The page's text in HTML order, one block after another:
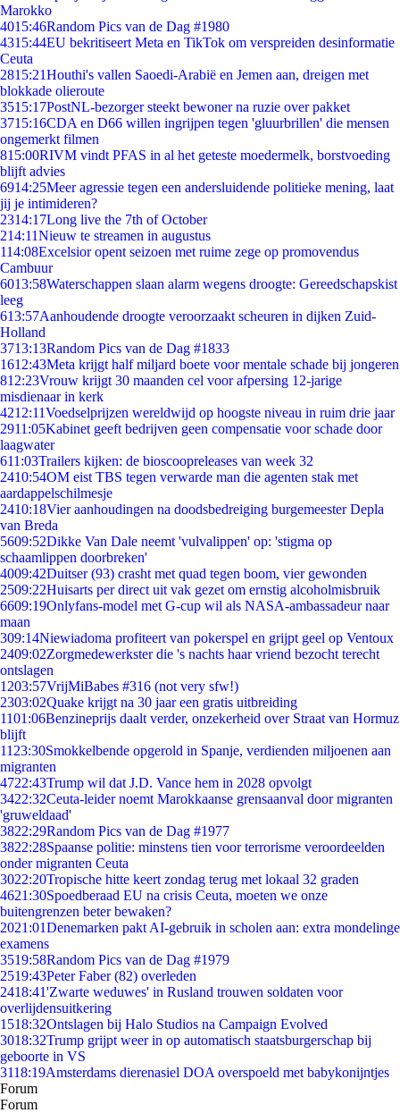
Marokko
4015:46Random Pics van de Dag #1980
4315:44EU bekritiseert Meta en TikTok om verspreiden desinformatie
Ceuta
2815:21Houthi's vallen Saoedi-Arabië en Jemen aan, dreigen met
blokkade olieroute
3515:17PostNL-bezorger steekt bewoner na ruzie over pakket
3715:16CDA en D66 willen ingrijpen tegen 'gluurbrillen' die mensen
ongemerkt filmen
815:00RIVM vindt PFAS in al het geteste moedermelk, borstvoeding
blijft advies
6914:25Meer agressie tegen een andersluidende politieke mening, laat
jij je intimideren?
2314:17Long live the 7th of October
214:11Nieuw te streamen in augustus
114:08Excelsior opent seizoen met ruime zege op promovendus
Cambuur
6013:58Waterschappen slaan alarm wegens droogte: Gereedschapskist
leeg
613:57Aanhoudende droogte veroorzaakt scheuren in dijken Zuid-
Holland
3713:13Random Pics van de Dag #1833
1612:43Meta krijgt half miljard boete voor mentale schade bij jongeren
812:23Vrouw krijgt 30 maanden cel voor afpersing 12-jarige
misdienaar in kerk
4212:11Voedselprijzen wereldwijd op hoogste niveau in ruim drie jaar
2911:05Kabinet geeft bedrijven geen compensatie voor schade door
laagwater
611:03Trailers kijken: de bioscoopreleases van week 32
2410:54OM eist TBS tegen verwarde man die agenten stak met
aardappelschilmesje
2410:18Vier aanhoudingen na doodsbedreiging burgemeester Depla
van Breda
5609:52Dikke Van Dale neemt 'vulvalippen' op: 'stigma op
schaamlippen doorbreken'
4009:42Duitser (93) crasht met quad tegen boom, vier gewonden
2509:22Huisarts per direct uit vak gezet om ernstig alcoholmisbruik
6609:19Onlyfans-model met G-cup wil als NASA-ambassadeur naar
maan
309:14Niewiadoma profiteert van pokerspel en grijpt geel op Ventoux
2409:02Zorgmedewerkster die 's nachts haar vriend bezocht terecht
ontslagen
1203:57VrijMiBabes #316 (not very sfw!)
2303:02Quake krijgt na 30 jaar een gratis uitbreiding
1101:06Benzineprijs daalt verder, onzekerheid over Straat van Hormuz
blijft
11 23:30Smokkelbende opgerold in Spanje, verdienden miljoenen aan
migranten
4722:43Trump wil dat J.D. Vance hem in 2028 opvolgt
3422:32Ceuta-leider noemt Marokkaanse grensaanval door migranten
'gruweldaad'
3822:29Random Pics van de Dag #1977
3822:28Spaanse politie: minstens tien voor terrorisme veroordeelden
onder migranten Ceuta
3022:20Tropische hitte keert zondag terug met lokaal 32 graden
4621:30Spoedberaad EU na crisis Ceuta, moeten we onze
buitengrenzen beter bewaken?
2021:01Denemarken pakt AI-gebruik in scholen aan: extra mondelinge
examens
3519:58Random Pics van de Dag #1979
2519:43Peter Faber (82) overleden
2418:41'Zwarte weduwes' in Rusland trouwen soldaten voor
overlijdensuitkering
1518:32Ontslagen bij Halo Studios na Campaign Evolved
3018:32Trump grijpt weer in op automatisch staatsburgerschap bij
geboorte in VS
3118:19Amsterdams dierenasiel DOA overspoeld met babykonijntjes
Forum
Forum